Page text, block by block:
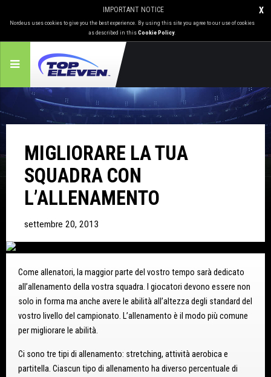
X
IMPORTANT NOTICE
Nordeus uses cookies to give you the best experience. By using this site you agree to our use of cookies
as described in thisCookie Policy.
MIGLIORARE LA TUA
SQUADRA CON
L’ALLENAMENTO
settembre 20, 2013
Come allenatori, la maggior parte del vostro tempo sarà dedicato
all’allenamento della vostra squadra. I giocatori devono essere non
solo in forma ma anche avere le abilità all’altezza degli standard del
vostro livello del campionato. L’allenamento è il modo più comune
per migliorare le abilità.
Ci sono tre tipi di allenamento: stretching, attività aerobica e
partitella. Ciascun tipo di allenamento ha diverso percentuale di